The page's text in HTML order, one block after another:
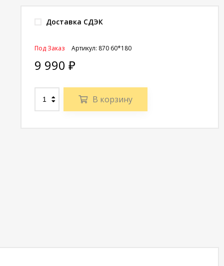
Доставка СДЭК
Артикул: 870 60*180
Под Заказ
9 990 ₽
В корзину